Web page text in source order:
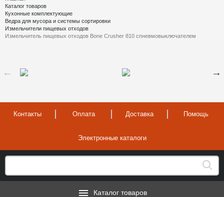
Каталог товаров
Кухонные комплектующие
Ведра для мусора и системы сортировки
Измельчители пищевых отходов
Измельчитель пищевых отходов Bone Crusher 810 спневмовыключателем
Контакты Оплата Доставка Помощь
Электронные каталоги
Каталог товаров